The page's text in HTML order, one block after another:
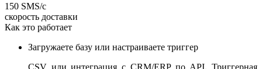
150 SMS/с
скорость доставки
Как это работает
Загружаете базу или настраиваете триггер
CSV или интеграция с CRM/ERP по API. Триггерная